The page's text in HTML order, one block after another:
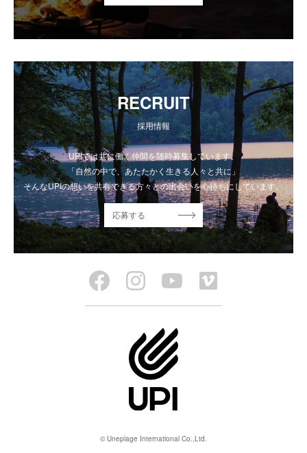
RECRUIT
採用情報
UPIでは共に働く仲間を随時募集しています。
「自然の中で、あたたかく生きる人々と共に」
そんなUPIの想いを共有できる方々との出会いを心待ちにしています。
応募する
© Uneplage International Co.,Ltd.